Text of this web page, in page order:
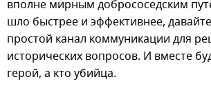
вполне мирным добрососедским
шло быстрее и эффективнее,
простой канал коммуникации для
исторических вопросов. И вместе
герой, а кто убийца.